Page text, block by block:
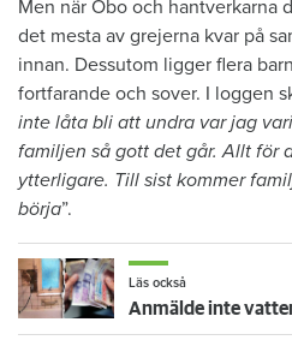
Men när Öbo och hantverkarna
det mesta av grejerna kvar på
innan. Dessutom ligger flera
fortfarande och sover. I loggen
inte låta bli att undra var jag
familjen så gott det går. Allt för
ytterligare. Till sist kommer
börja”.
Läs också